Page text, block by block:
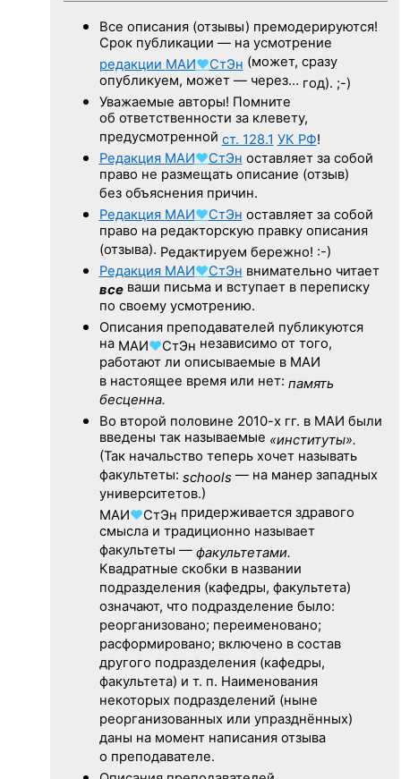
Все описания (отзывы) премодерируются!
Срок публикации — на усмотрение
редакции МАИ♥СтЭн (может, сразу
опубликуем, может — через… год). ;-)
Уважаемые авторы! Помните
об ответственности за клевету,
предусмотренной ст. 128.1 УК РФ!
Редакция МАИ♥СтЭн оставляет за собой
право не размещать описание (отзыв)
без объяснения причин.
Редакция МАИ♥СтЭн оставляет за собой
право на редакторскую правку описания
(отзыва). Редактируем бережно! :-)
Редакция МАИ♥СтЭн внимательно читает
всеваши письма и вступает в переписку
по своему усмотрению.
Описания преподавателей публикуются
на МАИ♥СтЭн независимо от того,
работают ли описываемые в МАИ
в настоящее время или нет: память
бесценна.
Во второй половине 2010-х гг. в МАИ были
введены так называемые «институты».
(Так начальство теперь хочет называть
факультеты: schools — на манер западных
университетов.)
МАИ♥СтЭн придерживается здравого
смысла и традиционно называет
факультеты — факультетами.
Квадратные скобки в названии
подразделения (кафедры, факультета)
означают, что подразделение было:
реорганизовано; переименовано;
расформировано; включено в состав
другого подразделения (кафедры,
факультета) и т. п. Наименования
некоторых подразделений (ныне
реорганизованных или упразднённых)
даны на момент написания отзыва
о преподавателе.